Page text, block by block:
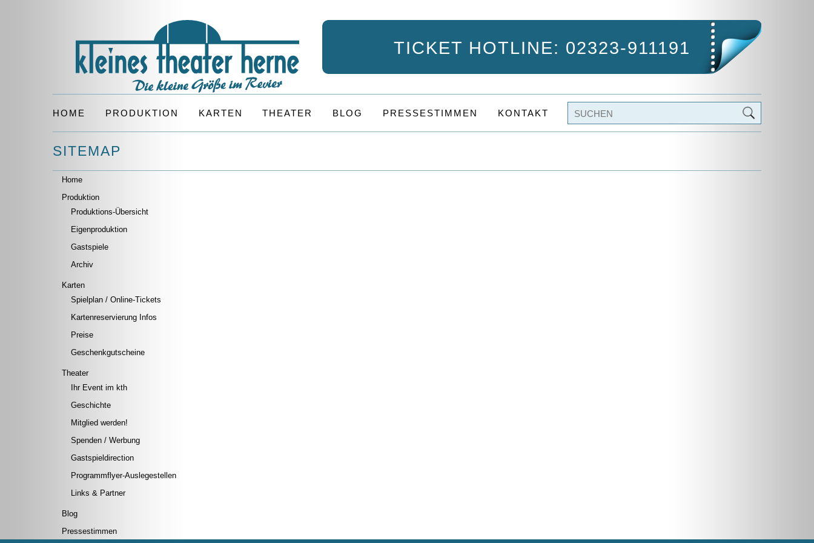
TICKET HOTLINE: 02323-911191
HOME PRODUKTION KARTEN THEATER BLOG PRESSESTIMMEN KONTAKT
SITEMAP
Home
Produktion
Produktions-Übersicht
Eigenproduktion
Gastspiele
Archiv
Karten
Spielplan / Online-Tickets
Kartenreservierung Infos
Preise
Geschenkgutscheine
Theater
Ihr Event im kth
Geschichte
Mitglied werden!
Spenden / Werbung
Gastspieldirection
Programmflyer-Auslegestellen
Links & Partner
Blog
Pressestimmen